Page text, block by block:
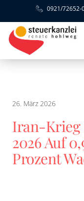
0921/72652-
26. März 2026
Iran-Krieg
2026 Auf
Prozent